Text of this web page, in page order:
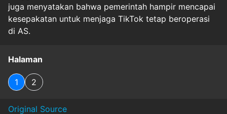
juga menyatakan bahwa pemerintah hampir mencapai
kesepakatan untuk menjaga TikTok tetap beroperasi
di AS.
Halaman
1 2
Original Source